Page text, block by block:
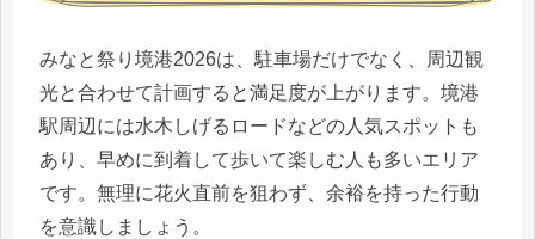
みなと祭り境港2026は、駐車場だけでなく、周辺観
光と合わせて計画すると満足度が上がります。境港
駅周辺には水木しげるロードなどの人気スポットも
あり、早めに到着して歩いて楽しむ人も多いエリア
です。無理に花火直前を狙わず、余裕を持った行動
を意識しましょう。